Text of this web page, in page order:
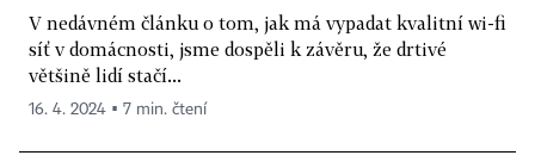
V nedávném článku o tom, jak má vypadat kvalitní wi-fi
síť v domácnosti, jsme dospěli k závěru, že drtivé
většině lidí stačí...
16. 4. 2024 ▪ 7 min. čtení